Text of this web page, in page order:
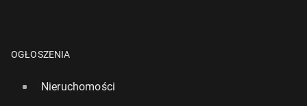
OGŁOSZENIA
Nieruchomości